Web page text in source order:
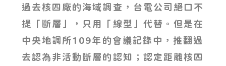
過去核四廠的海域調查，台電公司絕口不
提「斷層」，只用「線型」代替。但是在
中央地調所109年的會議記錄中，推翻過
去認為非活動斷層的認知；認定距離核四